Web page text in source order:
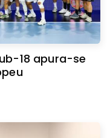
18 apura-se